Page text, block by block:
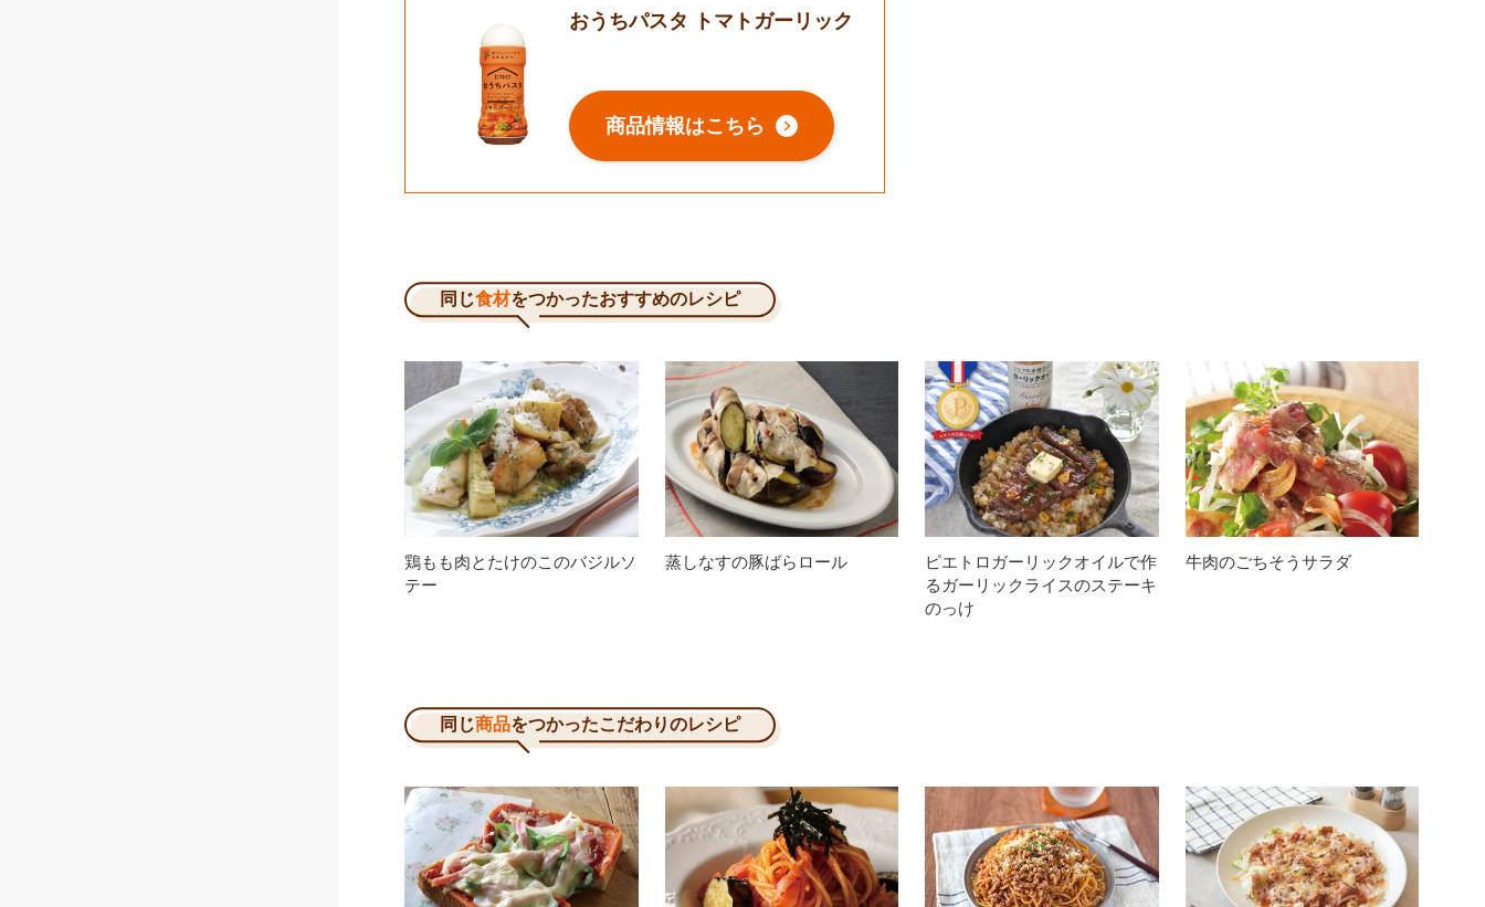
おうちパスタ トマトガーリック
商品情報はこちら
同じ食材をつかったおすすめのレシピ
鶏もも肉とたけのこのバジルソ
テー
蒸しなすの豚ばらロール
ピエトロガーリックオイルで作
るガーリックライスのステーキ
のっけ
牛肉のごちそうサラダ
同じ商品をつかったこだわりのレシピ